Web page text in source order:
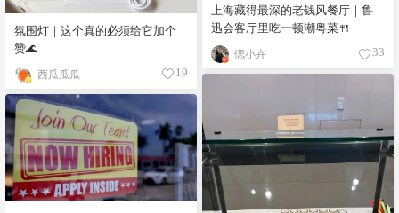
上海藏得最深的老钱风餐厅｜鲁
迅会客厅里吃一顿潮粤菜🍴
偲小卉 33
氛围灯｜这个真的必须给它加个
赞🌊
西瓜瓜瓜 19